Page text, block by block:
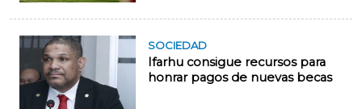
SOCIEDAD
Ifarhu consigue recursos para
honrar pagos de nuevas becas